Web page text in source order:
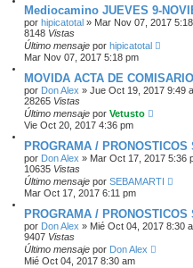
Mediocamino JUEVES 9-
por hipicatotal » Mar Nov 07, 2017
8148 Vistas
Último mensaje por hipicatotal
Mar Nov 07, 2017 5:18 pm
MOVIDA ACTA DE
por Don Alex » Jue Oct 19, 2017 9:49
28265 Vistas
Último mensaje por Vetusto
Vie Oct 20, 2017 4:36 pm
PROGRAMA /
por Don Alex » Mar Oct 17, 2017 5:36
10635 Vistas
Último mensaje por SEBAMARTI
Mar Oct 17, 2017 6:11 pm
PROGRAMA /
por Don Alex » Mié Oct 04, 2017 8:30
9407 Vistas
Último mensaje por Don Alex
Mié Oct 04, 2017 8:30 am